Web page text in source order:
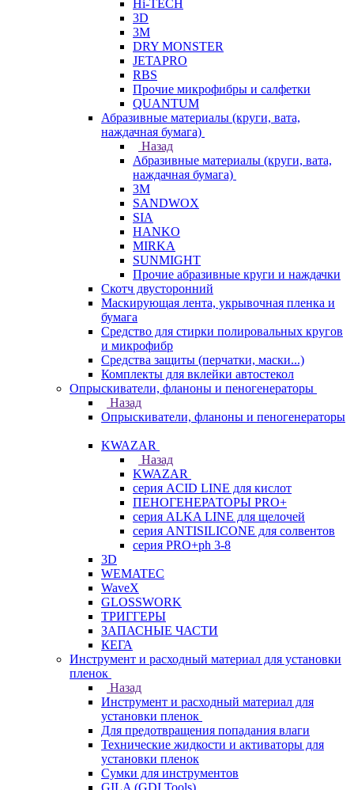
Hi-TECH
3D
3М
DRY MONSTER
JETAPRO
RBS
Прочие микрофибры и салфетки
QUANTUM
Абразивные материалы (круги, вата,
наждачная бумага)
Назад
Абразивные материалы (круги, вата,
наждачная бумага)
3М
SANDWOX
SIA
HANKO
MIRKA
SUNMIGHT
Прочие абразивные круги и наждачки
Скотч двусторонний
Маскирующая лента, укрывочная пленка и
бумага
Средство для стирки полировальных кругов
и микрофибр
Средства защиты (перчатки, маски...)
Комплекты для вклейки автостекол
Опрыскиватели, фланоны и пеногенераторы
Назад
Опрыскиватели, фланоны и пеногенераторы
KWAZAR
Назад
KWAZAR
серия ACID LINE для кислот
ПЕНОГЕНЕРАТОРЫ PRO+
серия ALKA LINE для щелочей
серия ANTISILICONE для солвентов
серия PRO+ph 3-8
3D
WEMATEC
WaveX
GLOSSWORK
ТРИГГЕРЫ
ЗАПАСНЫЕ ЧАСТИ
КЕГА
Инструмент и расходный материал для установки
пленок
Назад
Инструмент и расходный материал для
установки пленок
Для предотвращения попадания влаги
Технические жидкости и активаторы для
установки пленок
Сумки для инструментов
GILA (GDI Tools)